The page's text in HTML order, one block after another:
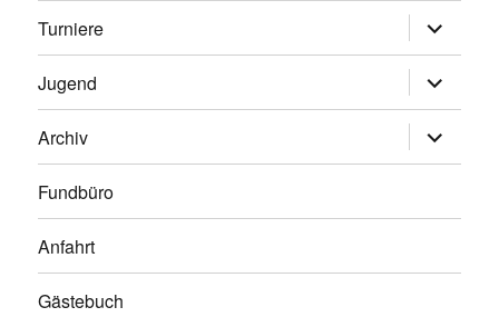
Turniere
anzeigen
Jugend
anzeigen
Archiv
anzeigen
Fundbüro
Anfahrt
Gästebuch